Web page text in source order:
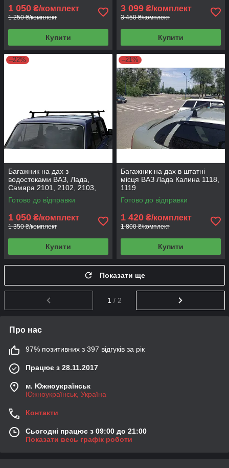
1 050 ₴/комплект
1 250 ₴/комплект
Купити
3 099 ₴/комплект
3 450 ₴/комплект
Купити
–22%
Багажник на дах з
водостоками ВАЗ, Лада,
Самара 2101, 2102, 2103,
2104, 2105,2106, 2107, 2108,
2109 (UNI ВАЗ)
Готово до відправки
1 050 ₴/комплект
1 350 ₴/комплект
Купити
–21%
Багажник на дах в штатні
місця ВАЗ Лада Калина 1118,
1119
Готово до відправки
1 420 ₴/комплект
1 800 ₴/комплект
Купити
Показати ще
1 / 2
Про нас
97% позитивних з 397 відгуків за рік
Працює з 28.11.2017
м. Южноукраїнськ
Южноукраїнськ, Україна
Контакти
Сьогодні працює з 09:00 до 21:00
Показати весь графік роботи